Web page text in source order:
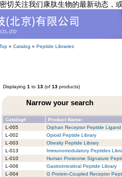
切关注我们康肽生物的最新动态，
» Catalog » Peptide Libraries
Displaying 1 to 13 (of 13 products)
Narrow your search
Catalog#
Product Name-
L-005
Orphan Receptor Peptide Ligand
L-002
Opioid Peptide Library
L-003
Obesity Peptide Library
L-013
Immunomodulatory Peptides
L-010
Human Proteome Signature
L-006
Gastrointestinal Peptide Library
L-004
G Protein-Coupled Receptor